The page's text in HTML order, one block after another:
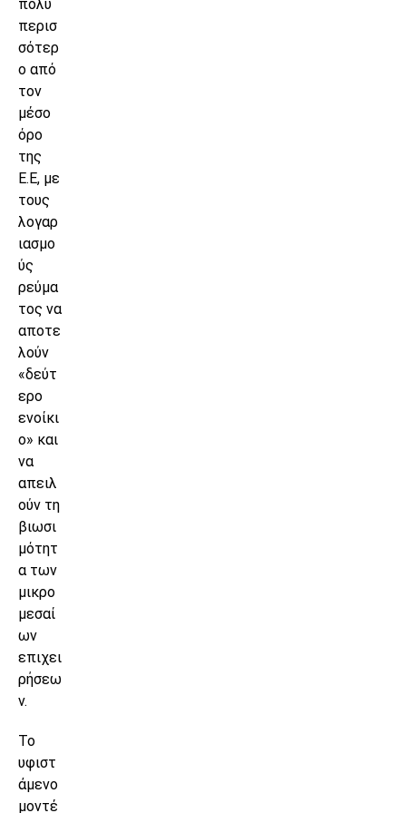
πολύ
περισ
σότερ
ο από
τον
μέσο
όρο
της
Ε.Ε, με
τους
λογαρ
ιασμο
ύς
ρεύμα
τος να
αποτε
λούν
«δεύτ
ερο
ενοίκι
ο» και
να
απειλ
ούν τη
βιωσι
μότητ
α των
μικρο
μεσαί
ων
επιχει
ρήσεω
ν.
Το
υφιστ
άμενο
μοντέ